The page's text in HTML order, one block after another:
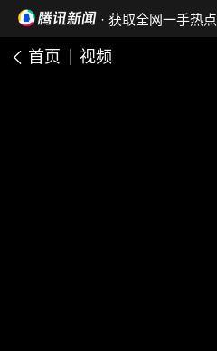
· 获取全网一手热点
首页 视频